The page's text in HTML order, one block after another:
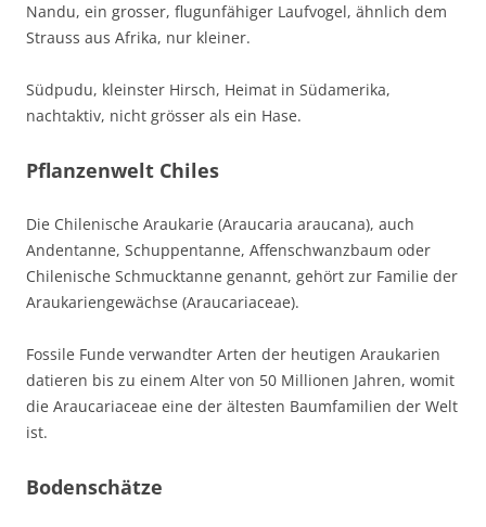
Nandu, ein grosser, flugunfähiger Laufvogel, ähnlich dem
Strauss aus Afrika, nur kleiner.
Südpudu, kleinster Hirsch, Heimat in Südamerika,
nachtaktiv, nicht grösser als ein Hase.
Pflanzenwelt Chiles
Die Chilenische Araukarie (Araucaria araucana), auch
Andentanne, Schuppentanne, Affenschwanzbaum oder
Chilenische Schmucktanne genannt, gehört zur Familie der
Araukariengewächse (Araucariaceae).
Fossile Funde verwandter Arten der heutigen Araukarien
datieren bis zu einem Alter von 50 Millionen Jahren, womit
die Araucariaceae eine der ältesten Baumfamilien der Welt
ist.
Bodenschätze